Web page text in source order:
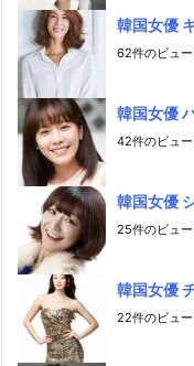
韓国女優
62件のビュー
韓国女優
42件のビュー
韓国女優
25件のビュー
韓国女優
22件のビュー